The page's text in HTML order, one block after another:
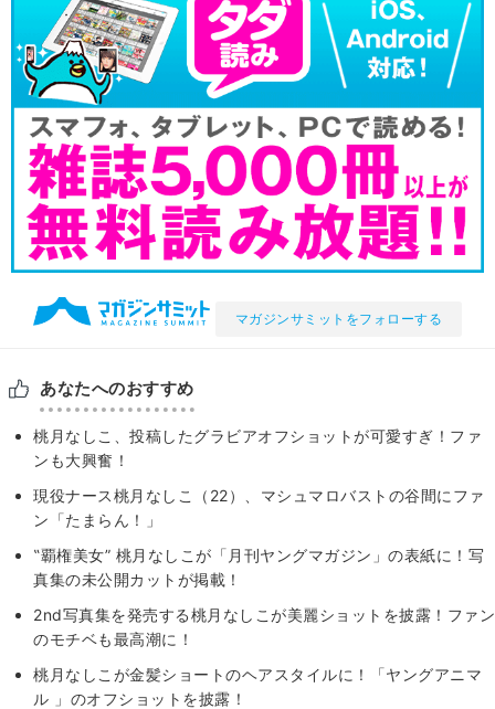
マガジンサミットをフォローする
あなたへのおすすめ
桃月なしこ、投稿したグラビアオフショットが可愛すぎ！ファ
ンも大興奮！
現役ナース桃月なしこ（22）、マシュマロバストの谷間にファ
ン「たまらん！」
‟覇権美女” 桃月なしこが「月刊ヤングマガジン」の表紙に！写
真集の未公開カットが掲載！
2nd写真集を発売する桃月なしこが美麗ショットを披露！ファン
のモチベも最高潮に！
桃月なしこが金髪ショートのヘアスタイルに！「ヤングアニマ
ル 」のオフショットを披露！